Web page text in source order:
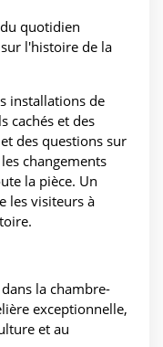
quotidien
l'histoire de la
installations de
cachés et des
des questions sur
changements
la pièce. Un
les visiteurs à
la chambre-
exceptionnelle,
et au